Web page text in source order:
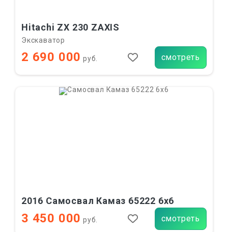
Hitachi ZX 230 ZAXIS
Экскаватор
2 690 000 руб. смотреть
2016 Самосвал Камаз 65222 6х6
3 450 000 руб. смотреть